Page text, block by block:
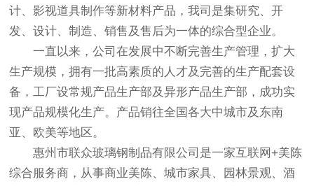
计、影视道具制作等新材料产品，我司是集研究、开
发、设计、制造、销售及售后为一体的综合型企业。
一直以来，公司在发展中不断完善生产管理，扩大
生产规模，拥有一批高素质的人才及完善的生产配套设
备，工厂设常规产品生产部及异形产品生产部，成功实
现产品规模化生产。产品销往全国各大中城市及东南
亚、欧美等地区。
惠州市联众玻璃钢制品有限公司是一家互联网+美陈
综合服务商，从事商业美陈、城市家具、园林景观、酒